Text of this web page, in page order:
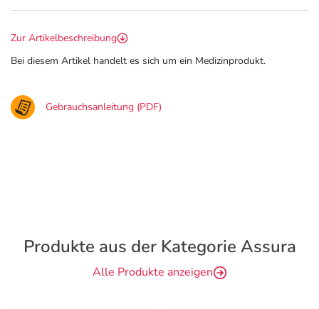
Zur Artikelbeschreibung
Bei diesem Artikel handelt es sich um ein Medizinprodukt.
Gebrauchsanleitung (PDF)
Produkte aus der Kategorie Assura
Alle Produkte anzeigen